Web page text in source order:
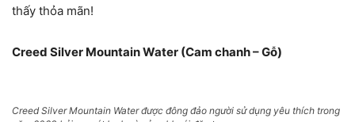
thấy thỏa mãn!
Creed Silver Mountain Water (Cam chanh – Gỗ)
Creed Silver Mountain Water được đông đảo người sử dụng yêu thích trong